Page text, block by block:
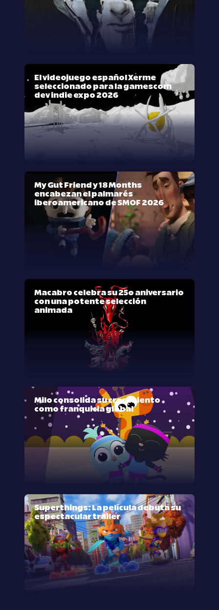
El videojuego español Xerme
seleccionado para la gamescom
dev indie expo 2026
My Gut Friend y 18 Months
encabezan el palmarés
iberoamericano de SMOF 2026
Macabro celebra su 25º aniversario
con una potente selección
animada
Milo consolida su crecimiento
como franquicia global
Superthings: La película debuta su
espectacular trailer